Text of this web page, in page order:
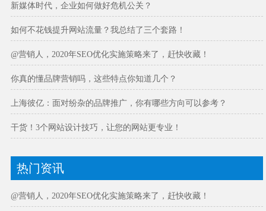
新媒体时代，企业如何做好危机公关？
如何不花钱提升网站流量？我总结了三个套路！
@营销人，2020年SEO优化实施策略来了，赶快收藏！
你真的懂品牌营销吗，这些特点你知道几个？
上海彼亿：面对纷杂的品牌推广，你有哪些方向可以参考？
干货！3个网站设计技巧，让您的网站更专业！
热门资讯
@营销人，2020年SEO优化实施策略来了，赶快收藏！